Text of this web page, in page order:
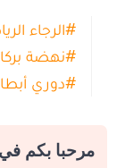
#الرجاء
#نهضة
#دوري
مرحبا بكم